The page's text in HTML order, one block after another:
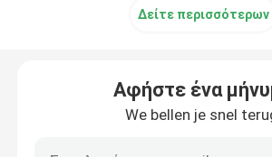
Δείτε περισσότερων
Αφήστε ένα
We bellen je snel